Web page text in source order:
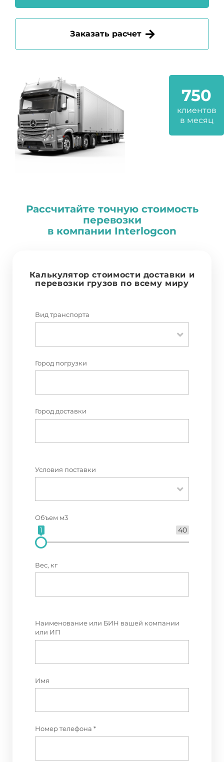
Заказать расчет
750
клиентов
в месяц
Рассчитайте точную стоимость
перевозки
в компании Interlogcon
Калькулятор стоимости доставки и
перевозки грузов по всему миру
Вид транспорта
Город погрузки
Город доставки
Условия поставки
Объем м3
40
1
Вес, кг
Наименование или БИН вашей компании
или ИП
Имя
Номер телефона *